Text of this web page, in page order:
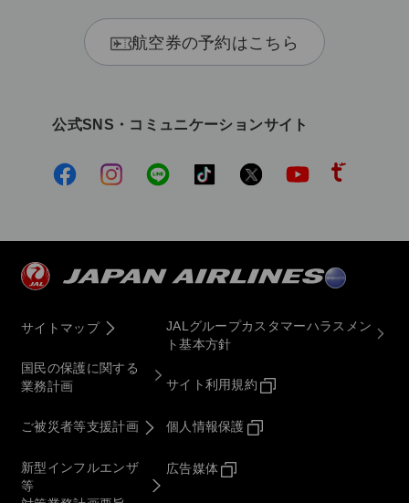
航空券の予約はこちら
公式SNS・コミュニケーションサイト
サイトマップ
国民の保護に関する
業務計画
ご被災者等支援計画
新型インフルエンザ
等
JALグループカスタマーハラスメン
ト基本方針
サイト利用規約
個人情報保護
広告媒体